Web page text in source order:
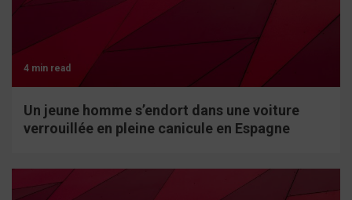
4 min read
Un jeune homme s’endort dans une voiture
verrouillée en pleine canicule en Espagne